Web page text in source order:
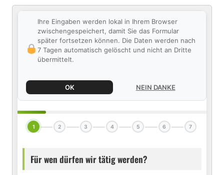
Ihre Eingaben werden lokal in Ihrem Browser
zwischengespeichert, damit Sie das Formular
später fortsetzen können. Die Daten werden nach
7 Tagen automatisch gelöscht und nicht an Dritte
übermittelt.
OK NEIN DANKE
1 2 3 4 5 6 7
Für wen dürfen wir tätig werden?